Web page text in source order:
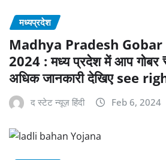
मध्यप्रदेश
Madhya Pradesh
2024 : मध्य प्रदेश में आप गोबर
अधिक जानकारी देखिए see
द स्टेट न्यूज़ हिंदी Feb 6, 2024